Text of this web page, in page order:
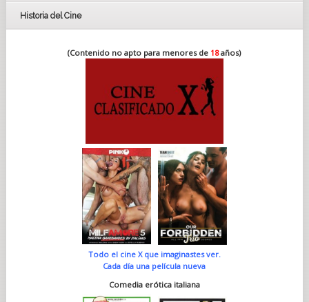
Historia del Cine
(Contenido no apto para menores de 18años)
Todo el cine X que imaginastes ver.
Cada día una película nueva
Comedia erótica italiana